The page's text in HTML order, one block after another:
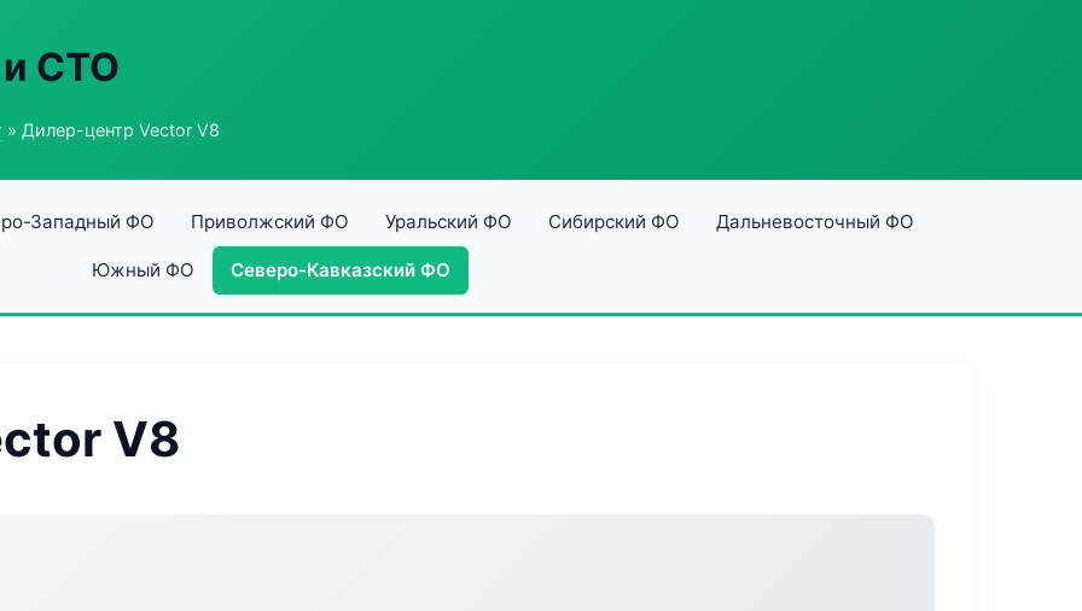
и СТО
» Дилер-центр Vector V8
Западный ФО Приволжский ФО Уральский ФО Сибирский ФО Дальневосточный ФО
Южный ФО Северо-Кавказский ФО
V8